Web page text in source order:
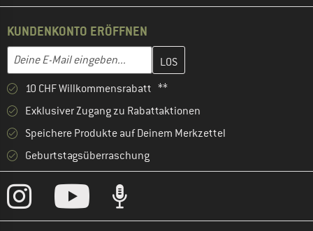
KUNDENKONTO ERÖFFNEN
E-Mail-Adresse
Gib hier deine E-Mail-Adresse ein und erstelle im nächsten
10 CHF Willkommensrabatt **
Exklusiver Zugang zu Rabattaktionen
Speichere Produkte auf Deinem Merkzettel
Geburtstagsüberraschung